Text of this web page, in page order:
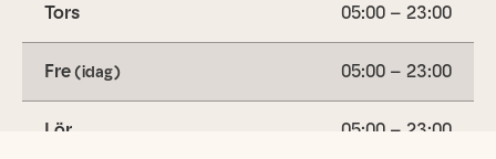
Tors 05:00 – 23:00
Fre(idag) 05:00 – 23:00
Lör 05:00 – 23:00